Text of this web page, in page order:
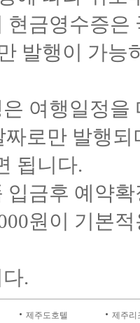
현금영수증
발행이 가
여행일정
짜로만 발행
됩니다.
입금후 예약
원이 기본
.
제주도호텔
제주리